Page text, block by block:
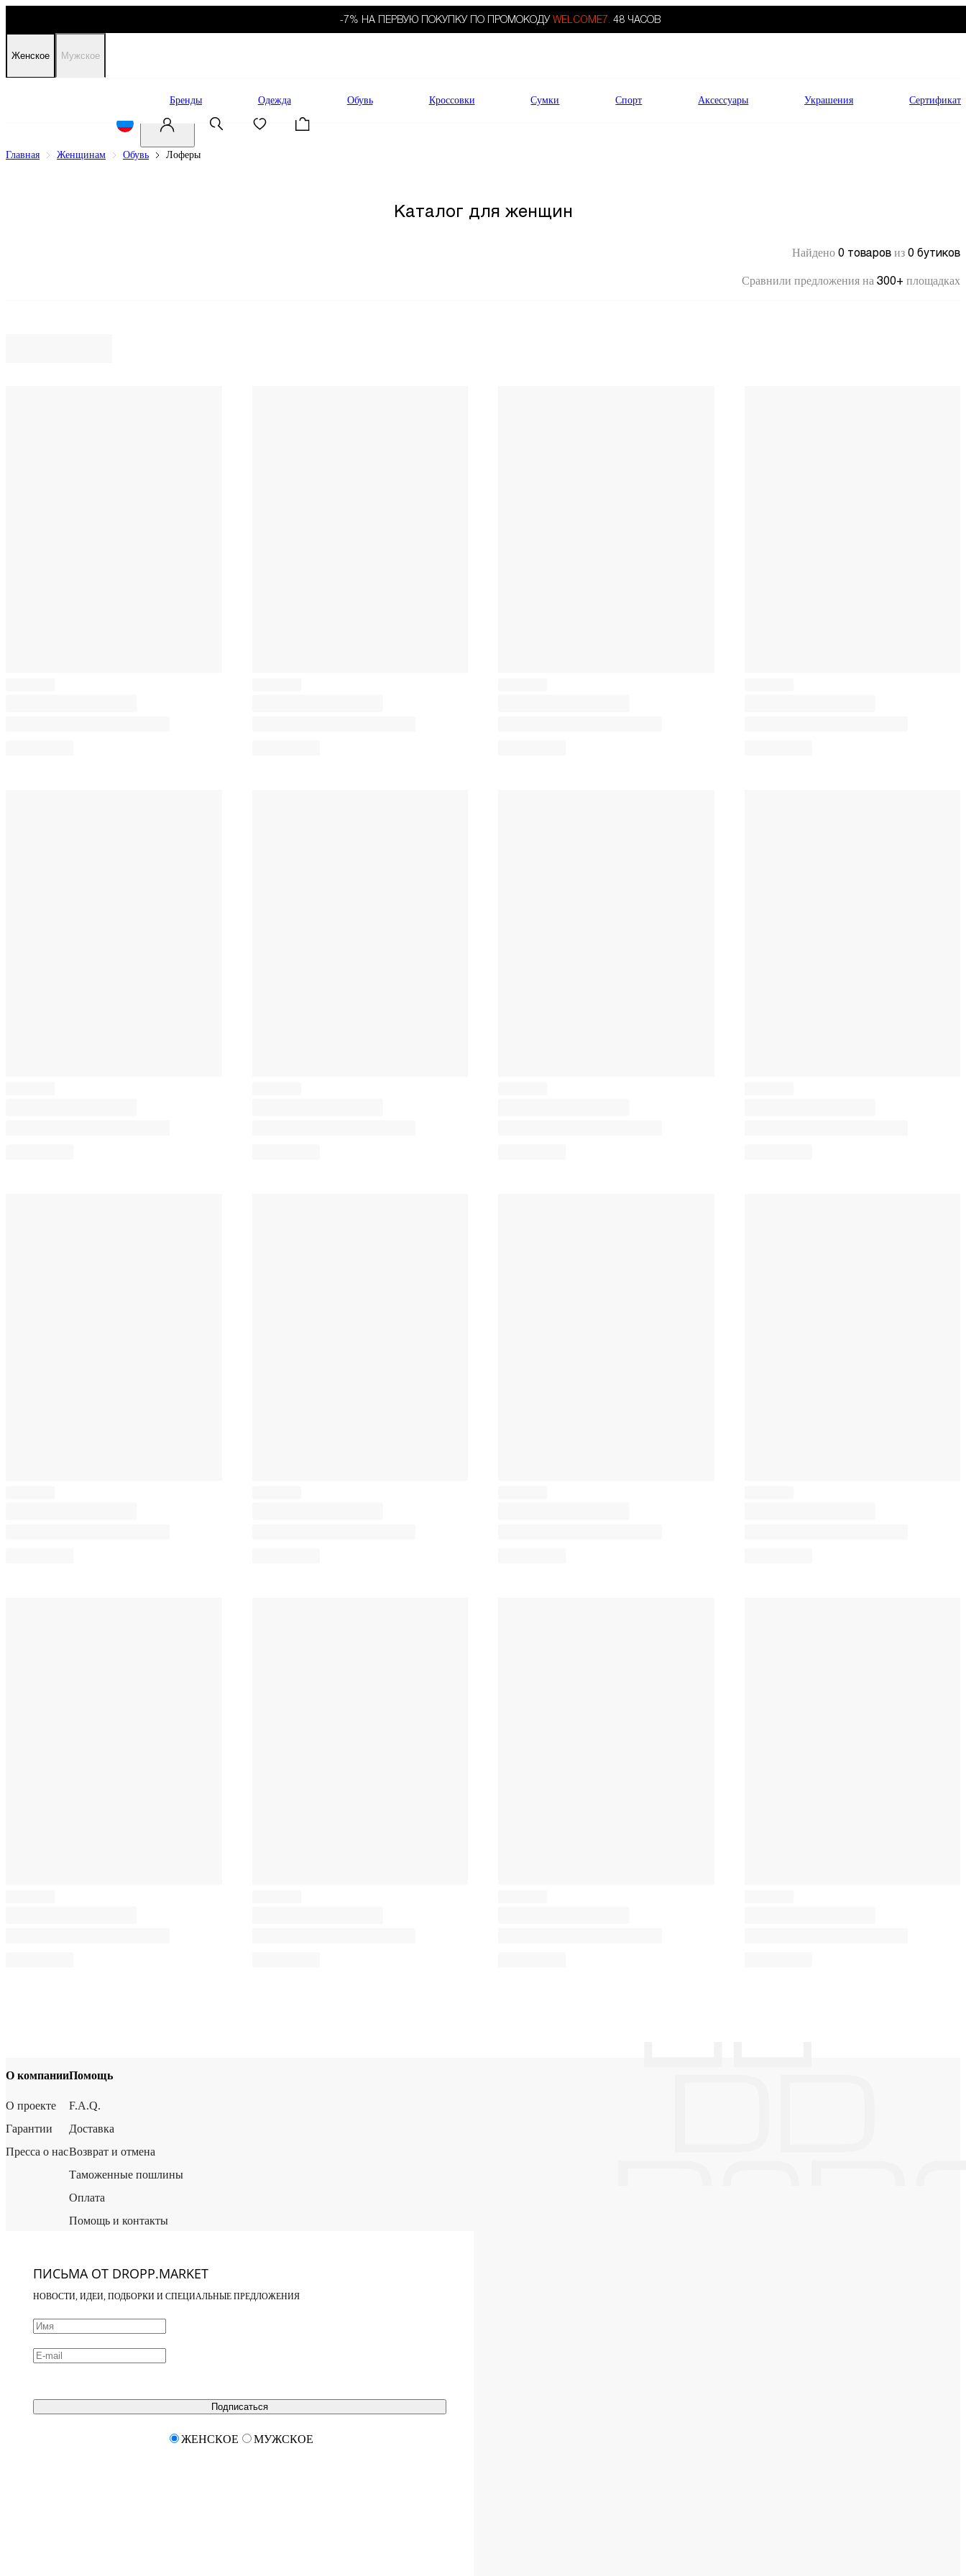
-7% НА ПЕРВУЮ ПОКУПКУ ПО ПРОМОКОДУ WELCOME7. 48 ЧАСОВ
Женское Мужское
Бренды Одежда Обувь Кроссовки Сумки Спорт Аксессуары Украшения Сертификат
Главная Женщинам Обувь Лоферы
Каталог для женщин
Найдено 0 товаров из 0 бутиков
Сравнили предложения на 300+ площадках
О компании
О проекте
Гарантии
Пресса о нас
Помощь
F.A.Q.
Доставка
Возврат и отмена
Таможенные пошлины
Оплата
Помощь и контакты
ПИСЬМА ОТ DROPP.MARKET
НОВОСТИ, ИДЕИ, ПОДБОРКИ И СПЕЦИАЛЬНЫЕ ПРЕДЛОЖЕНИЯ
Подписаться
ЖЕНСКОЕ МУЖСКОЕ